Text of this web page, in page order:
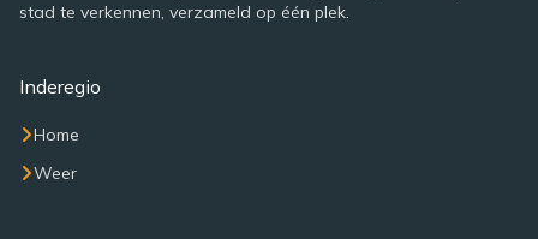
stad te verkennen, verzameld op één plek.
Inderegio
Home
Weer